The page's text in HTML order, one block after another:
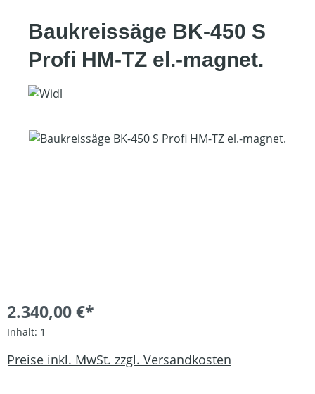
Baukreissäge BK-450 S
Profi HM-TZ el.-magnet.
Bildergalerie überspringen
2.340,00 €*
Inhalt: 1
Preise inkl. MwSt. zzgl. Versandkosten